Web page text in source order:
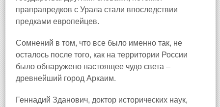
прапрапредков с Урала стали впоследствии
предками европейцев.
Сомнений в том, что все было именно так, не
осталось после того, как на территории России
было обнаружено настоящее чудо света –
древнейший город Аркаим.
Геннадий Зданович, доктор исторических наук,